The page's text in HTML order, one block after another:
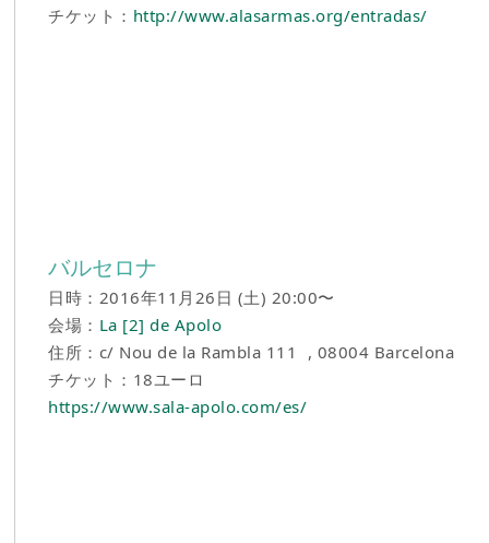
チケット： http://www.alasarmas.org/entradas/
バルセロナ
日時：2016年11月26日 (土) 20:00〜
会場： La [2] de Apolo
住所：c/ Nou de la Rambla 111 , 08004 Barcelona
チケット：18ユーロ
https://www.sala-apolo.com/es/